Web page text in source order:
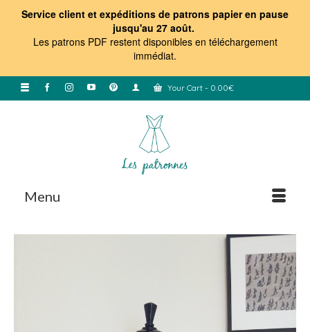
Service client et expéditions de patrons papier en pause
jusqu'au 27 août.
Les patrons PDF restent disponibles en téléchargement
immédiat.
Your Cart - 0.00€
Menu